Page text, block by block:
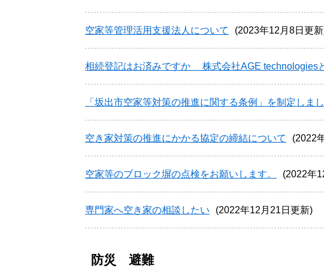
空家等管理活用支援法人について 2023年12月8日更新
相続登記はお済みですか 株式会社AGE technologies
「坂出市空家等対策の推進に関する条例」を制定しま
空き家対策の推進にかかる協定の締結について 2022
空家等のブロック塀の点検をお願いします。 2022年
専門家へ空き家の相談したい 2022年12月21日更新
防災 避難